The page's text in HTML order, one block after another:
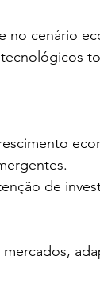
no cenário
de